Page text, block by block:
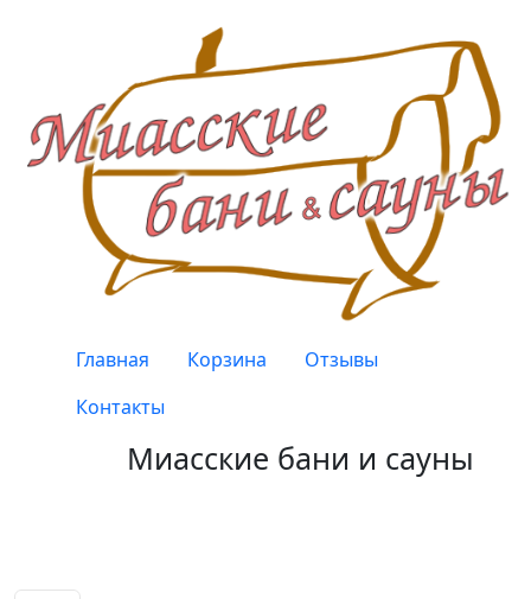
Верхнее меню
Главная Корзина
Отзывы
Контакты
Миасские бани и сауны